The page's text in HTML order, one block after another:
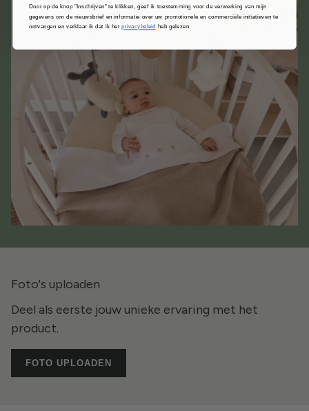
Foto's uploaden
Deel als eerste jouw unieke ervaring met het
product.
FOTO UPLOADEN
Door op de knop "Inschrijven" te klikken, geef ik toestemming voor de verwerking van mijn
gegevens om de nieuwsbrief en informatie over uw promotionele en commerciële initiatieven te
ontvangen en verklaar ik dat ik hetprivacybeleid heb gelezen.